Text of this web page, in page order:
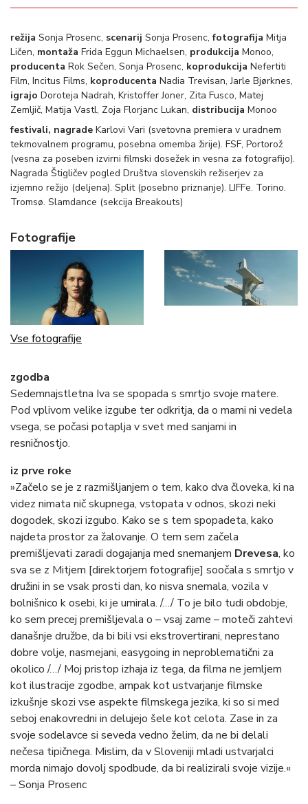
režija Sonja Prosenc, scenarij Sonja Prosenc,fotografija Mitja
Ličen, montaža Frida Eggun Michaelsen, produkcija Monoo,
producenta Rok Sečen, Sonja Prosenc, koprodukcija Nefertiti
Film, Incitus Films, koproducenta Nadia Trevisan, Jarle Bjørknes,
igrajo Doroteja Nadrah, Kristoffer Joner, Zita Fusco, Matej
Zemljič, Matija Vastl, Zoja Florjanc Lukan, distribucija Monoo
festivali, nagrade Karlovi Vari (svetovna premiera v uradnem
tekmovalnem programu, posebna omemba žirije). FSF, Portorož
(vesna za poseben izvirni filmski dosežek in vesna za fotografijo).
Nagrada Štigličev pogled Društva slovenskih režiserjev za
izjemno režijo (deljena). Split (posebno priznanje). LIFFe. Torino.
Tromsø. Slamdance (sekcija Breakouts)
Fotografije
Vse fotografije
zgodba
Sedemnajstletna Iva se spopada s smrtjo svoje matere.
Pod vplivom velike izgube ter odkritja, da o mami ni vedela
vsega, se počasi potaplja v svet med sanjami in
resničnostjo.
iz prve roke
»Začelo se je z razmišljanjem o tem, kako dva človeka, ki na
videz nimata nič skupnega, vstopata v odnos, skozi neki
dogodek, skozi izgubo. Kako se s tem spopadeta, kako
najdeta prostor za žalovanje. O tem sem začela
premišljevati zaradi dogajanja med snemanjem Drevesa, ko
sva se z Mitjem [direktorjem fotografije] soočala s smrtjo v
družini in se vsak prosti dan, ko nisva snemala, vozila v
bolnišnico k osebi, ki je umirala. /…/ To je bilo tudi obdobje,
ko sem precej premišljevala o – vsaj zame – moteči zahtevi
današnje družbe, da bi bili vsi ekstrovertirani, neprestano
dobre volje, nasmejani, easygoing in neproblematični za
okolico /…/ Moj pristop izhaja iz tega, da filma ne jemljem
kot ilustracije zgodbe, ampak kot ustvarjanje filmske
izkušnje skozi vse aspekte filmskega jezika, ki so si med
seboj enakovredni in delujejo šele kot celota. Zase in za
svoje sodelavce si seveda vedno želim, da ne bi delali
nečesa tipičnega. Mislim, da v Sloveniji mladi ustvarjalci
morda nimajo dovolj spodbude, da bi realizirali svoje vizije.«
– Sonja Prosenc